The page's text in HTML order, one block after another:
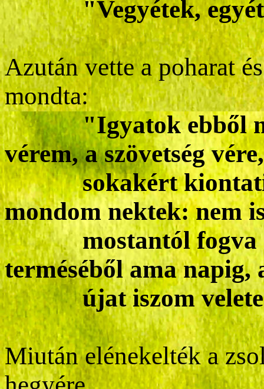
"Vegyétek,
Azután vette a poharat
mondta:
"Igyatok ebből
vérem, a szövetség
sokakért
mondom nektek: nem
mostantól fogva a
terméséből ama napig,
újat iszom
Miután elénekelték a